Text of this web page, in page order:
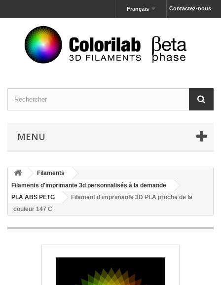
Contactez-nous
Français
MENU
Filaments
Filaments d'imprimante 3d personnalisés à la demande
PLA ABS PETG
Filament d'imprimante 3D PLA proche de la
couleur 147 C